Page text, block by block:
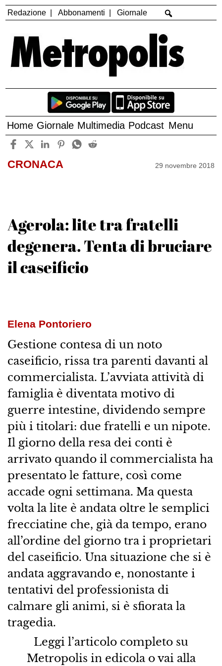
Redazione Abbonamenti Giornale
Home Giornale Multimedia Podcast Menu
CRONACA 29 novembre 2018
Agerola: lite tra fratelli
degenera. Tenta di bruciare
il caseificio
Elena Pontoriero
Gestione contesa di un noto
caseificio, rissa tra parenti davanti al
commercialista. L’avviata attività di
famiglia è diventata motivo di
guerre intestine, dividendo sempre
più i titolari: due fratelli e un nipote.
Il giorno della resa dei conti è
arrivato quando il commercialista ha
presentato le fatture, così come
accade ogni settimana. Ma questa
volta la lite è andata oltre le semplici
frecciatine che, già da tempo, erano
all’ordine del giorno tra i proprietari
del caseificio. Una situazione che si è
andata aggravando e, nonostante i
tentativi del professionista di
calmare gli animi, si è sfiorata la
tragedia.
Leggi l’articolo completo su
Metropolis in edicola o vai alla